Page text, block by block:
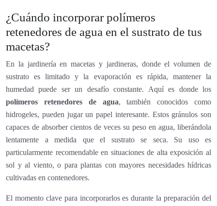
¿Cuándo incorporar polímeros
retenedores de agua en el sustrato de tus
macetas?
En la jardinería en macetas y jardineras, donde el volumen de
sustrato es limitado y la evaporación es rápida, mantener la
humedad puede ser un desafío constante. Aquí es donde los
polímeros retenedores de agua, también conocidos como
hidrogeles, pueden jugar un papel interesante. Estos gránulos son
capaces de absorber cientos de veces su peso en agua, liberándola
lentamente a medida que el sustrato se seca. Su uso es
particularmente recomendable en situaciones de alta exposición al
sol y al viento, o para plantas con mayores necesidades hídricas
cultivadas en contenedores.
El momento clave para incorporarlos es durante la preparación del